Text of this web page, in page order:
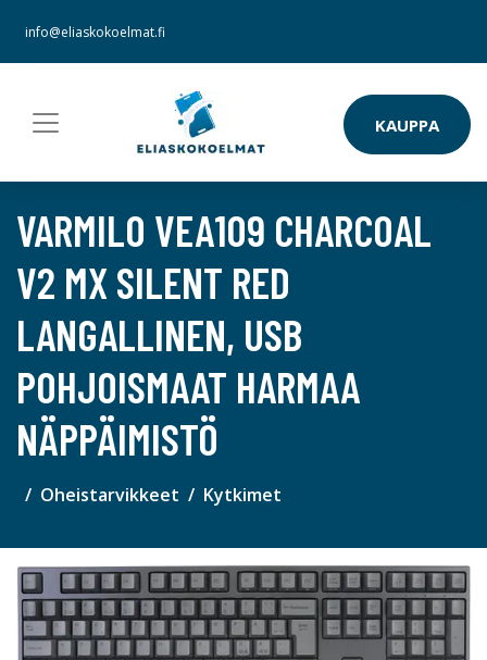
info@eliaskokoelmat.fi
KAUPPA
VARMILO VEA109 CHARCOAL
V2 MX SILENT RED
LANGALLINEN, USB
POHJOISMAAT HARMAA
NÄPPÄIMISTÖ
Oheistarvikkeet Kytkimet